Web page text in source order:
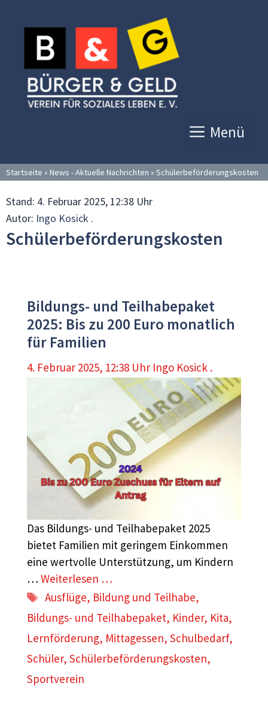
Inhalt
springen
Menü
Startseite » News - Aktuelle Nachrichten » Schülerbeförderungskosten
Stand: 4. Februar 2025, 12:38 Uhr
Autor: Ingo Kosick .
Schülerbeförderungskosten
Bildungs- und Teilhabepaket
2025: Bis zu 200 Euro monatlich
für Familien
4. Februar 2025, 12:38 Uhr Ingo Kosick .
Das Bildungs- und Teilhabepaket 2025
bietet Familien mit geringem Einkommen
eine wertvolle Unterstützung, um Kindern
… Weiterlesen …
Schlagwörter
Ausflüge, Bildung und Teilhabe,
Bildungs- und Teilhabepaket, Kinder, Kita,
Lernförderung, Mittagessen, Schulbedarf,
Schüler, Schülerbeförderungskosten,
Sportverein